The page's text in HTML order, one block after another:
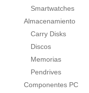
Smartwatches
Almacenamiento
Carry Disks
Discos
Memorias
Pendrives
Componentes PC